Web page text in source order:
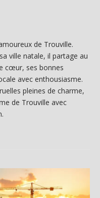
de Trouville.
ville natale, il partage au
cœur, ses bonnes
avec enthousiasme.
pleines de charme,
de Trouville avec